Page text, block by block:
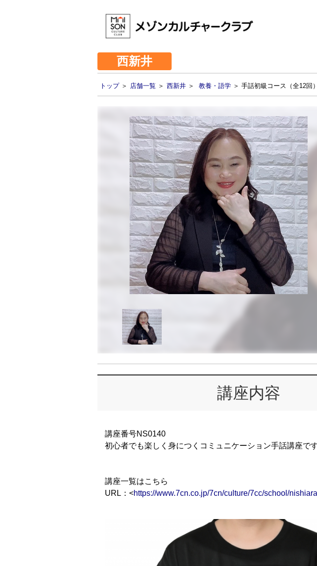
西新井
トップ＞ 店舗一覧 ＞ 西新井 ＞ 教養・語学 ＞ 手話初級コース（全12回）
講座内容
講座番号NS0140
初心者でも楽しく身につくコミュニケーション手話講座です
講座一覧はこちら
URL：<https://www.7cn.co.jp/7cn/culture/7cc/school/